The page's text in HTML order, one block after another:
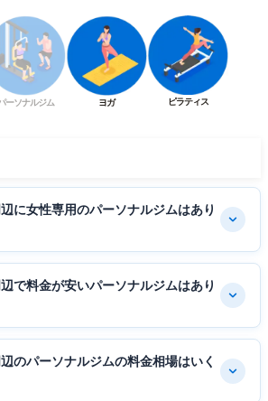
ーソナルジム ヨガ ピラティス
に女性専用のパーソナルジムはあり
で料金が安いパーソナルジムはあり
のパーソナルジムの料金相場はいく